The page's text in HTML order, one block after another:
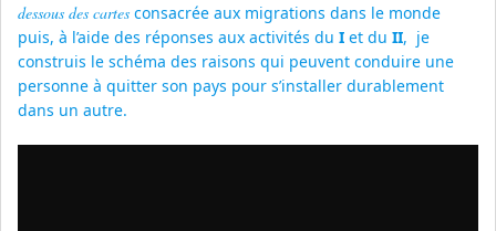
dessous des cartes consacrée aux migrations dans le monde
puis, à l’aide des réponses aux activités duI et duII, je
construis le schéma des raisons qui peuvent conduire une
personne à quitter son pays pour s’installer durablement
dans un autre.